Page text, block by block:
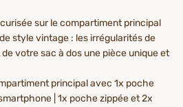
sur le compartiment principal
style vintage : les irrégularités de
votre sac à dos une pièce unique et
principal avec 1x poche
| 1x poche zippée et 2x